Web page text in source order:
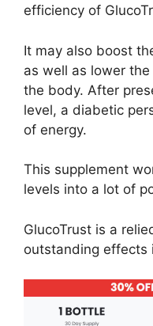
efficiency of
It may also boost
as well as lower
the body. After
level, a diabetic
of energy.
This supplement
levels into a lot of
GlucoTrust is a
outstanding effects